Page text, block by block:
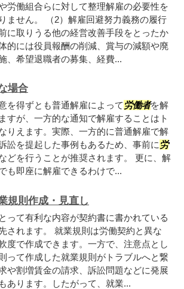
労働組合らに対して整理解雇の必要性を
ません。 （2）解雇回避努力義務の履行
に取りうる他の経営改善手段をとったか
的には役員報酬の削減、賞与の減額や廃
、希望退職者の募集、経費...
場合
を得ずとも普通解雇によって 労働者を解
すが、一方的な通知で解雇することはト
りえます。実際、一方的に普通解雇で解
訟を提起した事例もあるため、事前に 労
どを行うことが推奨されます。 更に、解
も即座に解雇できるわけで...
規則作成・見直し
って有利な内容が契約書に書かれている
されます。 就業規則は労働契約と異な
度で作成できます。一方で、注意点とし
って作成した就業規則がトラブルへと繋
や割増賃金の請求、訴訟問題などに発展
あります。したがって、就業...